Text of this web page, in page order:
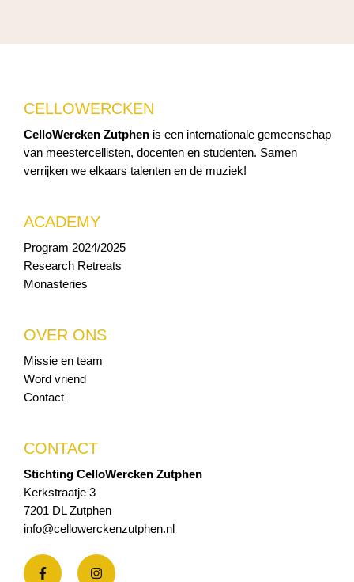
CELLOWERCKEN
CelloWercken Zutphen is een internationale gemeenschap
van meestercellisten, docenten en studenten. Samen
verrijken we elkaars talenten en de muziek!
ACADEMY
Program 2024/2025
Research Retreats
Monasteries
OVER ONS
Missie en team
Word vriend
Contact
CONTACT
Stichting CelloWercken Zutphen
Kerkstraatje 3
7201 DL Zutphen
info@cellowerckenzutphen.nl